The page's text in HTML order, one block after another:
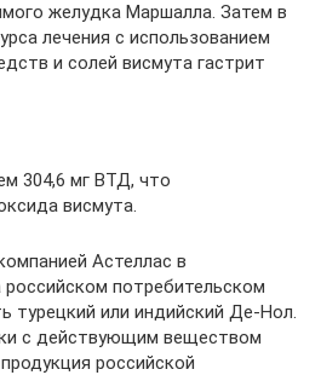
желудка Маршалла. Затем в
лечения с использованием
и солей висмута гастрит
304,6 мг ВТД, что
висмута.
Астеллас в
потребительском
турецкий или индийский Де-Нол.
с действующим веществом
российской